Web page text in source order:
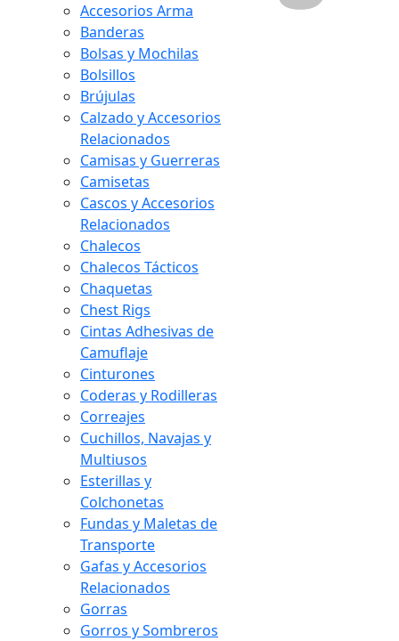
Accesorios Arma
Banderas
Bolsas y Mochilas
Bolsillos
Brújulas
Calzado y Accesorios
Relacionados
Camisas y Guerreras
Camisetas
Cascos y Accesorios
Relacionados
Chalecos
Chalecos Tácticos
Chaquetas
Chest Rigs
Cintas Adhesivas de
Camuflaje
Cinturones
Coderas y Rodilleras
Correajes
Cuchillos, Navajas y
Multiusos
Esterillas y
Colchonetas
Fundas y Maletas de
Transporte
Gafas y Accesorios
Relacionados
Gorras
Gorros y Sombreros